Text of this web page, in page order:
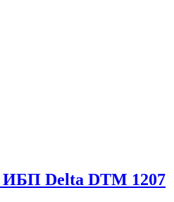
ИБП Delta DTM 1207